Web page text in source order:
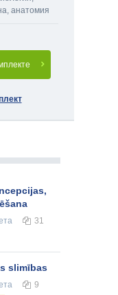
анатомия
31
slimības
9